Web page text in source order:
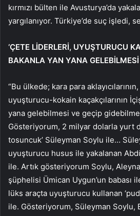
kırmızı bülten ile Avusturya’da
yargılanıyor. Türkiye’de suç işledi,
‘ÇETE LİDERLERİ, UYUŞTURUCU
BAKANLA YAN YANA GELEBİLMESİ
“Bu ülkede; kara para
uyuşturucu-kokain kaçakçılarının
yana gelebilmesi ve geçip
Gösteriyorum, 2 milyar dolarla yurt
tosuncuk’ Süleyman Soylu ile…
uyuşturucu husus ile yakalanan
ile. Artık gösteriyorum Soylu,
şüphelisi Ümican Uygun’un babası
lüks araçta uyuşturucu kullanan
ile. Gösteriyorum, Süleyman Soylu,